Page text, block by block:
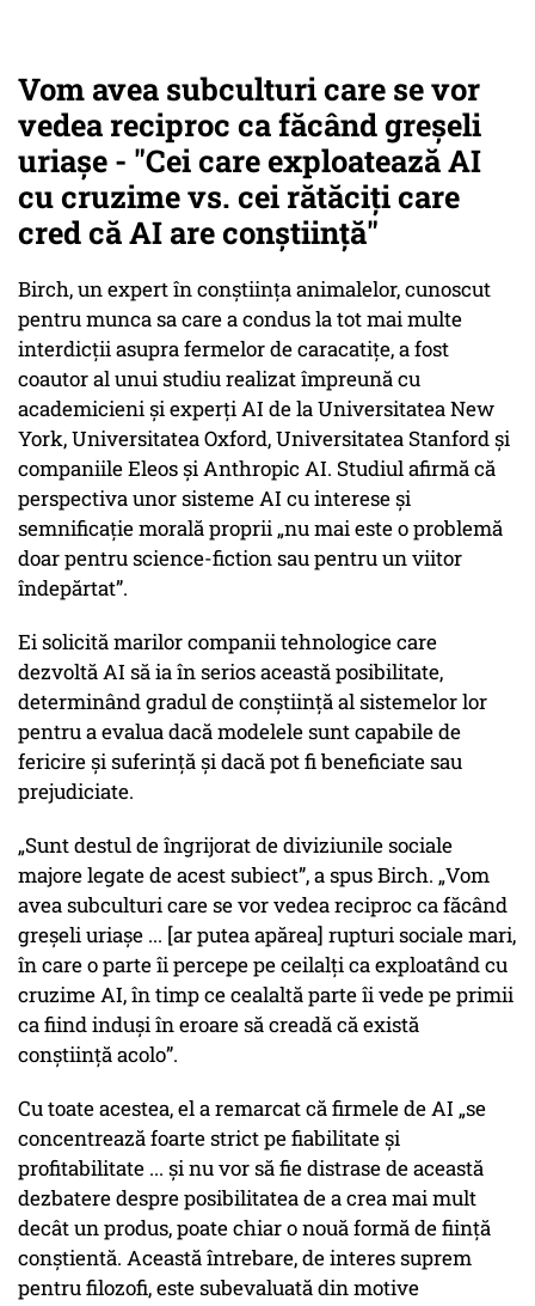
Vom avea subculturi care se vor
vedea reciproc ca făcând greșeli
uriașe - "Cei care exploatează AI
cu cruzime vs. cei rătăciți care
cred că AI are conștiință"
Birch, un expert în conștiința animalelor, cunoscut
pentru munca sa care a condus la tot mai multe
interdicții asupra fermelor de caracatițe, a fost
coautor al unui studiu realizat împreună cu
academicieni și experți AI de la Universitatea New
York, Universitatea Oxford, Universitatea Stanford și
companiile Eleos și Anthropic AI. Studiul afirmă că
perspectiva unor sisteme AI cu interese și
semnificație morală proprii „nu mai este o problemă
doar pentru science-fiction sau pentru un viitor
îndepărtat”.
Ei solicită marilor companii tehnologice care
dezvoltă AI să ia în serios această posibilitate,
determinând gradul de conștiință al sistemelor lor
pentru a evalua dacă modelele sunt capabile de
fericire și suferință și dacă pot fi beneficiate sau
prejudiciate.
„Sunt destul de îngrijorat de diviziunile sociale
majore legate de acest subiect”, a spus Birch. „Vom
avea subculturi care se vor vedea reciproc ca făcând
greșeli uriașe ... [ar putea apărea] rupturi sociale mari,
în care o parte îi percepe pe ceilalți ca exploatând cu
cruzime AI, în timp ce cealaltă parte îi vede pe primii
ca fiind induși în eroare să creadă că există
conștiință acolo”.
Cu toate acestea, el a remarcat că firmele de AI „se
concentrează foarte strict pe fiabilitate și
profitabilitate ... și nu vor să fie distrase de această
dezbatere despre posibilitatea de a crea mai mult
decât un produs, poate chiar o nouă formă de ființă
conștientă. Această întrebare, de interes suprem
pentru filozofi, este subevaluată din motive